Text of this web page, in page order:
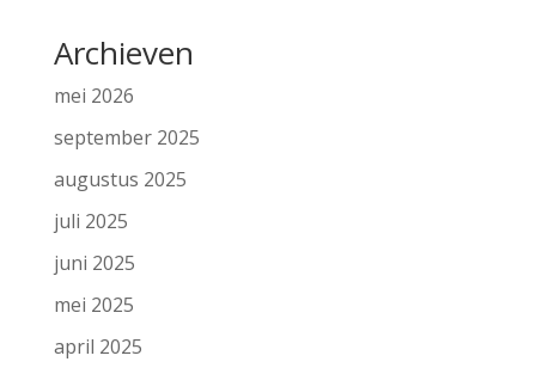
Archieven
mei 2026
september 2025
augustus 2025
juli 2025
juni 2025
mei 2025
april 2025